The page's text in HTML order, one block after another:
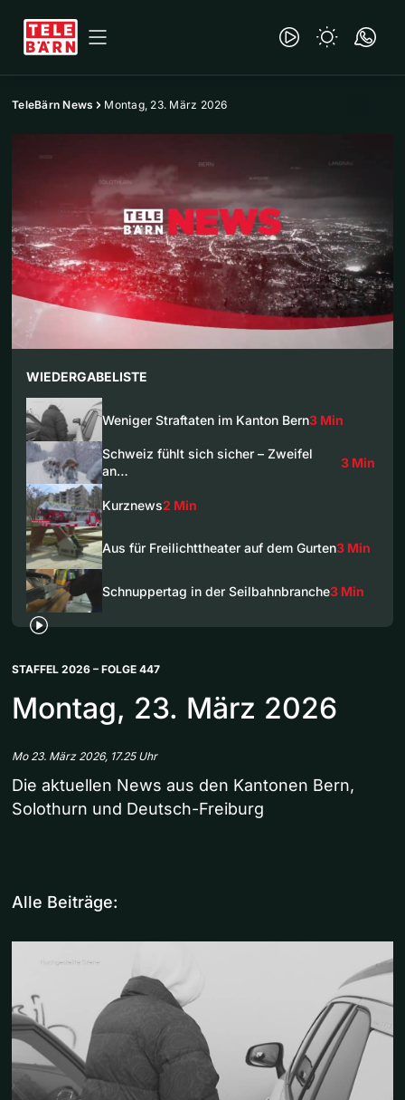
TeleBärn News Montag, 23. März 2026
WIEDERGABELISTE
Weniger Straftaten im Kanton Bern3 Min
Schweiz fühlt sich sicher – Zweifel
an…
3 Min
Kurznews2 Min
Aus für Freilichttheater auf dem Gurten3 Min
Schnuppertag in der Seilbahnbranche3 Min
STAFFEL 2026 – FOLGE 447
Montag, 23. März 2026
Mo 23. März 2026, 17.25 Uhr
Die aktuellen News aus den Kantonen Bern,
Solothurn und Deutsch-Freiburg
Alle Beiträge: